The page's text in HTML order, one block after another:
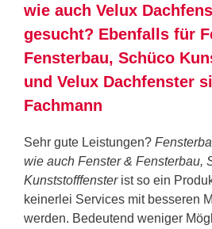
wie auch Velux
gesucht? Ebenfalls für
Fensterbau, Schüco
und Velux Dachfenster
Fachmann
Sehr gute Leistungen?
wie auch Fenster & Fensterbau,
Kunststofffensterist so ein
keinerlei Services mit besseren
werden. Bedeutend weniger